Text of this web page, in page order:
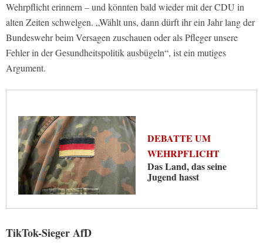
Wehrpflicht erinnern – und könnten bald wieder mit der CDU in
alten Zeiten schwelgen. „Wählt uns, dann dürft ihr ein Jahr lang der
Bundeswehr beim Versagen zuschauen oder als Pfleger unsere
Fehler in der Gesundheitspolitik ausbügeln“, ist ein mutiges
Argument.
DEBATTE UM
WEHRPFLICHT
Das Land, das seine
Jugend hasst
TikTok-Sieger AfD